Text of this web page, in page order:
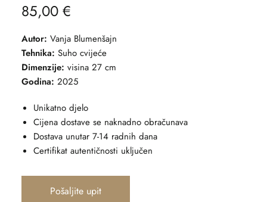
85,00 €
Autor: Vanja Blumenšajn
Tehnika: Suho cvijeće
Dimenzije: visina 27 cm
Godina: 2025
Unikatno djelo
Cijena dostave se naknadno obračunava
Dostava unutar 7-14 radnih dana
Certifikat autentičnosti uključen
Pošaljite upit